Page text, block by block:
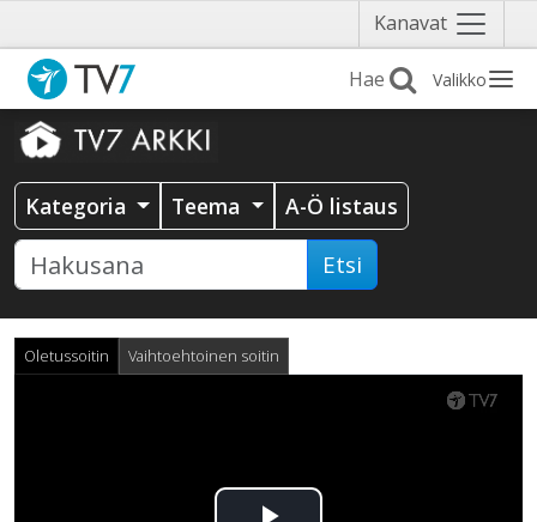
Kanavat Näytä
valikko
Valikko
Kategoria Teema A-Ö listaus
Etsi
Oletussoitin Vaihtoehtoinen soitin